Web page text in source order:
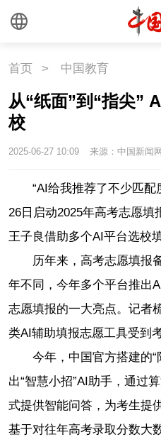
首页 > 中国教育
从“纸面”到“指尖”
校
2025-06-27 10:09 来源：中国新闻网
“AI给我推荐了不少匹
26日启动2025年高考志愿填
王子良借助多个AI平台选校
历年来，高考志愿填报
年不同，今年多个平台推出
志愿填报的一大亮点。记者
类AI辅助填报志愿工具受到
今年，中国官方搭建的
出“智慧小招”AI助手，通过
式提供智能问答，为考生提
基于对往年高考录取分数大